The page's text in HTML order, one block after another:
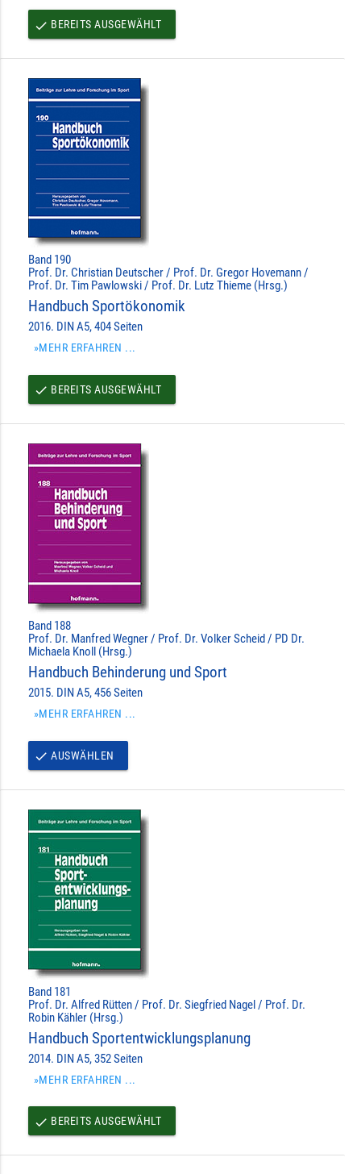
done BEREITS AUSGEWÄHLT
Band 190
Prof. Dr. Christian Deutscher / Prof. Dr. Gregor Hovemann /
Prof. Dr. Tim Pawlowski / Prof. Dr. Lutz Thieme (Hrsg.)
Handbuch Sportökonomik
2016. DIN A5, 404 Seiten
»MEHR ERFAHREN ...
done BEREITS AUSGEWÄHLT
Band 188
Prof. Dr. Manfred Wegner / Prof. Dr. Volker Scheid / PD Dr.
Michaela Knoll (Hrsg.)
Handbuch Behinderung und Sport
2015. DIN A5, 456 Seiten
»MEHR ERFAHREN ...
done AUSWÄHLEN
Band 181
Prof. Dr. Alfred Rütten / Prof. Dr. Siegfried Nagel / Prof. Dr.
Robin Kähler (Hrsg.)
Handbuch Sportentwicklungsplanung
2014. DIN A5, 352 Seiten
»MEHR ERFAHREN ...
done BEREITS AUSGEWÄHLT